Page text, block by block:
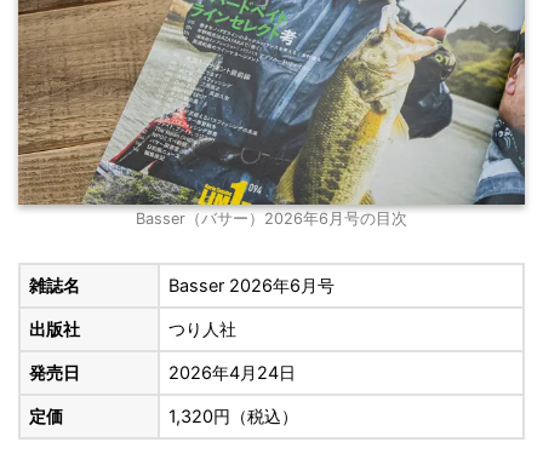
Basser（バサー）2026年6月号の目次
雑誌名 Basser 2026年6月号
出版社 つり人社
発売日 2026年4月24日
定価 1,320円（税込）